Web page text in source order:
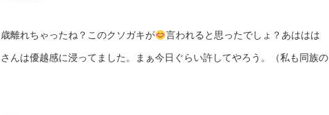
離れちゃったね？このクソガキが 言われると思ったでしょ？あははは
んは優越感に浸ってました。まぁ今日ぐらい許してやろう。（私も同族の